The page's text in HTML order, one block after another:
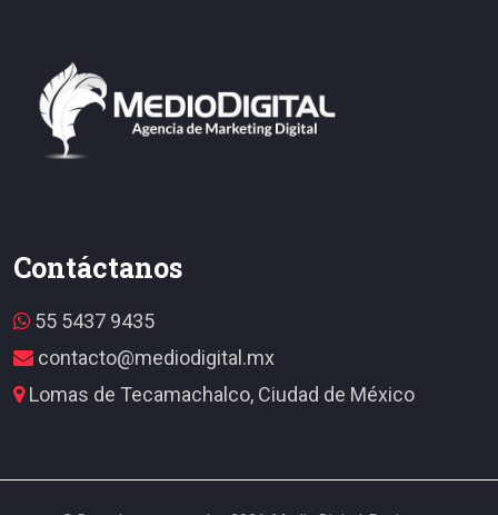
Contáctanos
55 5437 9435
contacto@mediodigital.mx
Lomas de Tecamachalco, Ciudad de México